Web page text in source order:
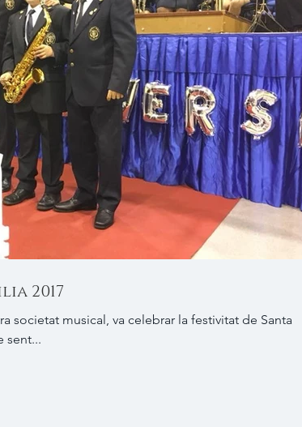
2017
societat musical, va celebrar la festivitat de Santa
sent...